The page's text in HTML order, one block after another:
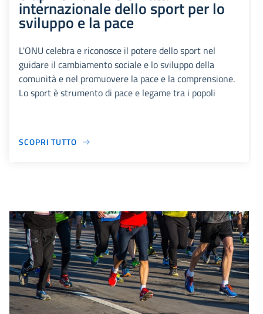
internazionale dello sport per lo
sviluppo e la pace
L'ONU celebra e riconosce il potere dello sport nel
guidare il cambiamento sociale e lo sviluppo della
comunità e nel promuovere la pace e la comprensione.
Lo sport è strumento di pace e legame tra i popoli
SCOPRI TUTTO